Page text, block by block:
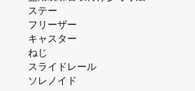
ステー
フリーザー
キャスター
ねじ
スライドレール
ソレノイド